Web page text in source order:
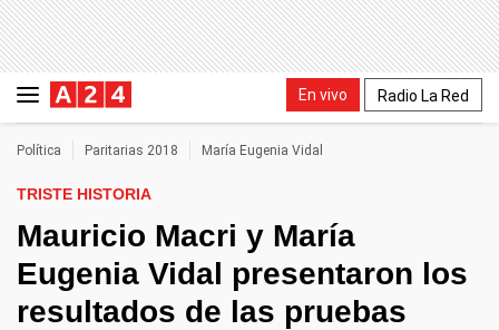
En vivo Radio La Red
Política Paritarias 2018 María Eugenia Vidal
TRISTE HISTORIA
Mauricio Macri y María
Eugenia Vidal presentaron los
resultados de las pruebas